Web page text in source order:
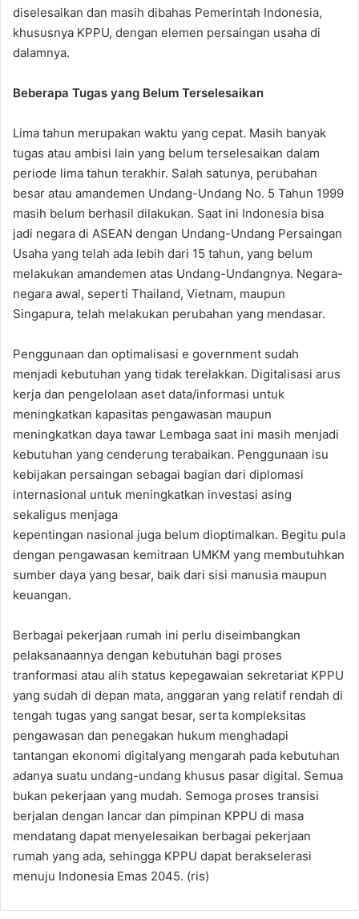
diselesaikan dan masih dibahas Pemerintah Indonesia,
khususnya KPPU, dengan elemen persaingan usaha di
dalamnya.
Beberapa Tugas yang Belum Terselesaikan
Lima tahun merupakan waktu yang cepat. Masih banyak
tugas atau ambisi lain yang belum terselesaikan dalam
periode lima tahun terakhir. Salah satunya, perubahan
besar atau amandemen Undang-Undang No. 5 Tahun 1999
masih belum berhasil dilakukan. Saat ini Indonesia bisa
jadi negara di ASEAN dengan Undang-Undang Persaingan
Usaha yang telah ada lebih dari 15 tahun, yang belum
melakukan amandemen atas Undang-Undangnya. Negara-
negara awal, seperti Thailand, Vietnam, maupun
Singapura, telah melakukan perubahan yang mendasar.
Penggunaan dan optimalisasi e government sudah
menjadi kebutuhan yang tidak terelakkan. Digitalisasi arus
kerja dan pengelolaan aset data/informasi untuk
meningkatkan kapasitas pengawasan maupun
meningkatkan daya tawar Lembaga saat ini masih menjadi
kebutuhan yang cenderung terabaikan. Penggunaan isu
kebijakan persaingan sebagai bagian dari diplomasi
internasional untuk meningkatkan investasi asing
sekaligus menjaga
kepentingan nasional juga belum dioptimalkan. Begitu pula
dengan pengawasan kemitraan UMKM yang membutuhkan
sumber daya yang besar, baik dari sisi manusia maupun
keuangan.
Berbagai pekerjaan rumah ini perlu diseimbangkan
pelaksanaannya dengan kebutuhan bagi proses
tranformasi atau alih status kepegawaian sekretariat KPPU
yang sudah di depan mata, anggaran yang relatif rendah di
tengah tugas yang sangat besar, serta kompleksitas
pengawasan dan penegakan hukum menghadapi
tantangan ekonomi digitalyang mengarah pada kebutuhan
adanya suatu undang-undang khusus pasar digital. Semua
bukan pekerjaan yang mudah. Semoga proses transisi
berjalan dengan lancar dan pimpinan KPPU di masa
mendatang dapat menyelesaikan berbagai pekerjaan
rumah yang ada, sehingga KPPU dapat berakselerasi
menuju Indonesia Emas 2045. (ris)